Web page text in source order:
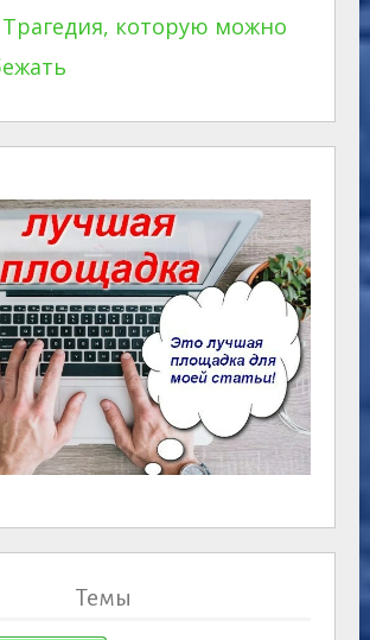
Трагедия, которую можно
Темы